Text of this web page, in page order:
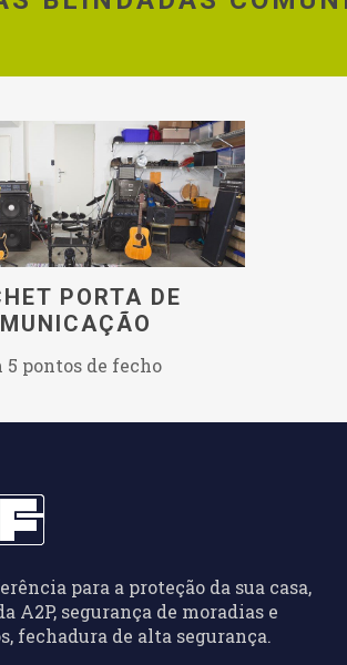
PORTA DE
5 pontos de fecho
para a proteção da sua casa,
A2P, segurança de moradias e
fechadura de alta segurança.